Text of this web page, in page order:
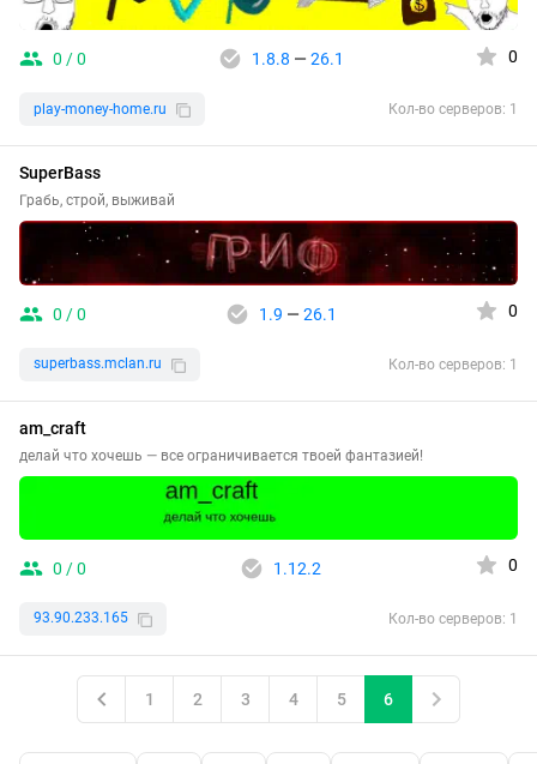
0 / 0 1.8.8 — 26.1 0
play-money-home.ru Кол-во серверов: 1
SuperBass
Грабь, строй, выживай
0 / 0 1.9 — 26.1 0
superbass.mclan.ru Кол-во серверов: 1
am_craft
делай что хочешь — все ограничивается твоей фантазией!
0 / 0 1.12.2 0
93.90.233.165 Кол-во серверов: 1
1 2 3 4 5 6